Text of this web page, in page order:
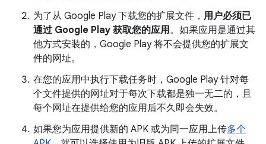
为了从 Google Play 下载您的扩展文件， 用户必须已
通过 Google Play 获取您的应用。如果应用是通过其
他方式安装的，Google Play 将不会提供您的扩展文
件的网址。
在您的应用中执行下载任务时，Google Play 针对每
个文件提供的网址对于每次下载都是独一无二的，且
每个网址在提供给您的应用后不久即会失效。
如果您为应用提供新的 APK 或为同一应用上传多个